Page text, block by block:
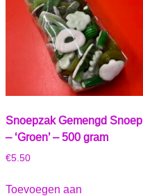
Snoepzak Gemengd Snoep
– ‘Groen’ – 500 gram
€5.50
Toevoegen aan